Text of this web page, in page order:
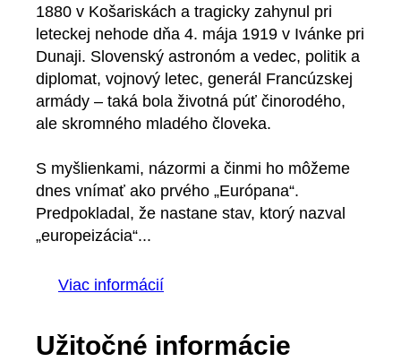
1880 v Košariskách a tragicky zahynul pri
leteckej nehode dňa 4. mája 1919 v Ivánke pri
Dunaji. Slovenský astronóm a vedec, politik a
diplomat, vojnový letec, generál Francúzskej
armády – taká bola životná púť činorodého,
ale skromného mladého človeka.
S myšlienkami, názormi a činmi ho môžeme
dnes vnímať ako prvého „Európana“.
Predpokladal, že nastane stav, ktorý nazval
„europeizácia“...
Viac informácií
Užitočné informácie